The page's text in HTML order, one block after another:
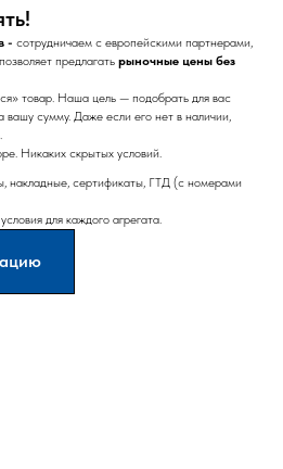
- сотрудничаем с европейскими партнерами,
предлагать рыночные цены без
товар. Наша цель — подобрать для вас
вашу сумму. Даже если его нет в наличии,
Никаких скрытых условий.
накладные, сертификаты, ГТД (с номерами
для каждого агрегата.